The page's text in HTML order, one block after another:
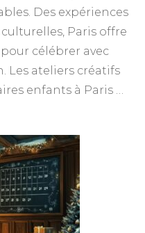
Des expériences
Paris offre
célébrer avec
Les ateliers créatifs
enfants à Paris …